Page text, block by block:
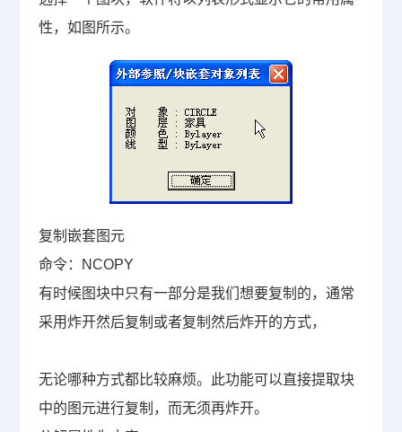
性，如图所示。
复制嵌套图元
命令：
NCOPY
有时候图块中只有一部分是我们想要复制的，通常
采用炸开然后复制或者复制然后炸开的方式，
无论哪种方式都比较麻烦。此功能可以直接提取块
中的图元进行复制，而无须再炸开。